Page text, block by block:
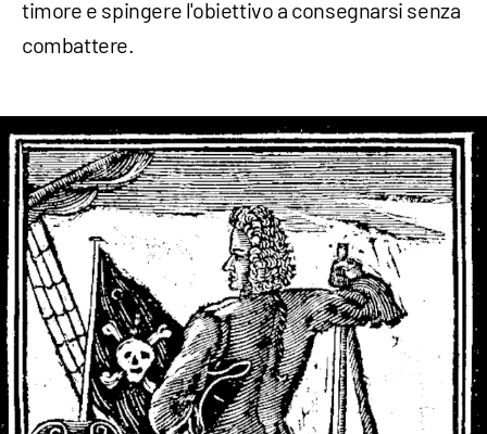
timore e spingere l'obiettivo a consegnarsi senza
combattere.